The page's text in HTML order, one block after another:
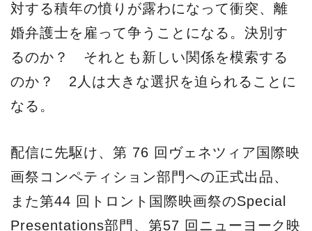
対する積年の憤りが露わになって衝突、離
婚弁護士を雇って争うことになる。決別す
るのか？ それとも新しい関係を模索する
のか？ 2人は大きな選択を迫られることに
なる。
配信に先駆け、第 76 回ヴェネツィア国際映
画祭コンペティション部門への正式出品、
また第44 回トロント国際映画祭のSpecial
Presentations部門、第57 回ニューヨーク映